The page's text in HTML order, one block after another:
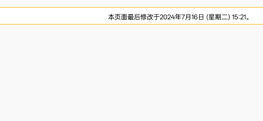
本页面最后修改于2024年7月16日 (星期二) 15:21。